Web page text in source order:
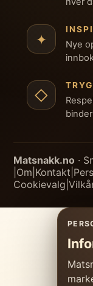
✦
Nye
◇
Matsnakk.no ·
Om Kontakt
Cookievalg